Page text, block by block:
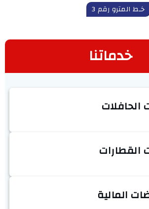
خـط المترو رقم 3
خدماتنا
الحافلات
القطارات
المالية